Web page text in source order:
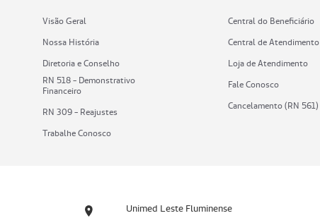
Visão Geral
Nossa História
Diretoria e Conselho
RN 518 - Demonstrativo
Financeiro
RN 309 - Reajustes
Trabalhe Conosco
Central do Beneficiário
Central de Atendimento
Loja de Atendimento
Fale Conosco
Cancelamento (RN 561)
Unimed Leste Fluminense